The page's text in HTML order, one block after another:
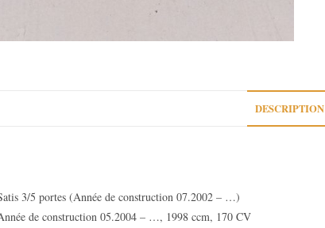
DESCRIPTION
3/5 portes (Année de construction 07.2002 – …)
de construction 05.2004 – …, 1998 ccm, 170 CV